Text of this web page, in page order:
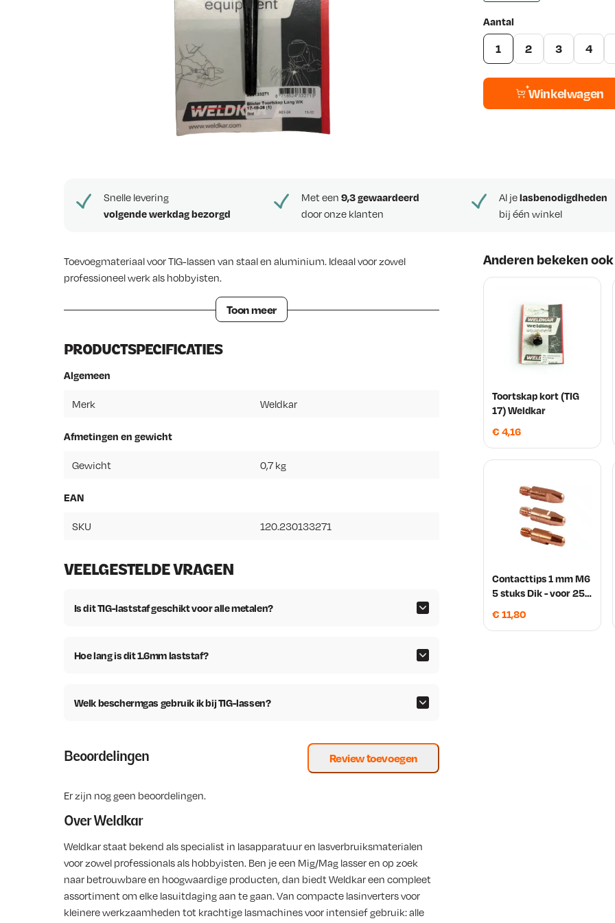
w
s
Aantal
1 2 3 4
Winkelwagen
Snelle levering
volgende werkdag bezorgd
Met een 9,3 gewaardeerd
door onze klanten
Al jelasbenodigdheden
bij één winkel
Toevoegmateriaal voor TIG-lassen van staal en aluminium. Ideaal voor zowel
professioneel werk als hobbyisten.
Toon meer
PRODUCTSPECIFICATIES
Algemeen
Merk Weldkar
Afmetingen en gewicht
Gewicht 0,7 kg
EAN
SKU 120.230133271
VEELGESTELDE VRAGEN
Is dit TIG-laststaf geschikt voor alle metalen?
Hoe lang is dit 1.6mm laststaf?
Welk beschermgas gebruik ik bij TIG-lassen?
Beoordelingen Review toevoegen
Er zijn nog geen beoordelingen.
Over Weldkar
Weldkar staat bekend als specialist in lasapparatuur en lasverbruiksmaterialen
voor zowel professionals als hobbyisten. Ben je een Mig/Mag lasser en op zoek
naar betrouwbare en hoogwaardige producten, dan biedt Weldkar een compleet
assortiment om elke lasuitdaging aan te gaan. Van compacte lasinverters voor
kleinere werkzaamheden tot krachtige lasmachines voor intensief gebruik: alle
Anderen bekeken ook
Toortskap kort (TIG
17) Weldkar
€ 4,16
Contacttips 1 mm M6
5 stuks Dik - voor 250
€ 11,80